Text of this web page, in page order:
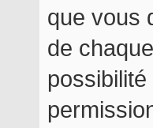
que vous
de